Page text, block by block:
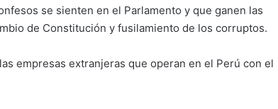
se sienten en el Parlamento y que ganen las
de Constitución y fusilamiento de los corruptos.
empresas extranjeras que operan en el Perú con el